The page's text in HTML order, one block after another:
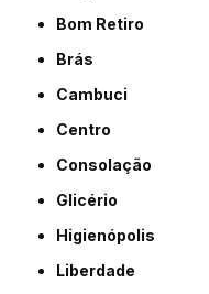
Bom Retiro
Brás
Cambuci
Centro
Consolação
Glicério
Higienópolis
Liberdade